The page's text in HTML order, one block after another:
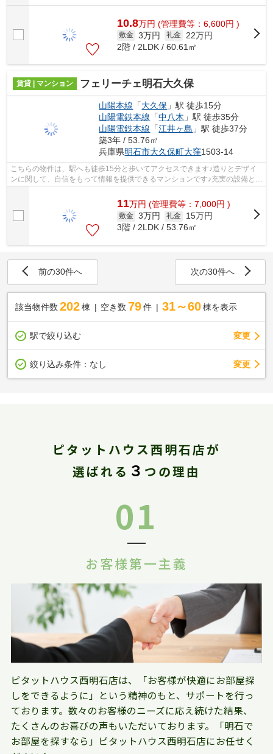
10.8万円 (管理費等：6,600円 )
敷金 3万円 礼金
22万円
2階 / 2LDK / 60.61㎡
賃貸 | マンション フェリーチェ明石大久保
山陽本線 「大久保 」駅 徒歩15分
山陽電鉄本線 「中八木 」駅 徒歩35分
山陽電鉄本線 「江井ヶ島 」駅 徒歩37分
築3年 / 53.76㎡
兵庫県明石市大久保町大窪1503-14
こちらの物件は、駅へも徒歩15分と歩いてアクセスできます♪造りとデザイ
ンに関して、自信をもって情報を提供できるマンションです♪充実の設備と綺
11万円 (管理費等：7,000円 )
敷金 3万円 礼金
15万円
3階 / 2LDK / 53.76㎡
前の30件へ 次の30件へ
該当物件数 202棟 空き数 79 件 31～60 棟を表示
駅で絞り込む 変更
絞り込み条件： なし 変更
ピタットハウス西明石店が
選ばれる ３ つの理由
01
お客様第一主義
ピタットハウス西明石店は、「お客様が快適にお部屋探
しをできるように」という精神のもと、サポートを行っ
ております。数々のお客様のニーズに応え続けた結果、
たくさんのお喜びの声もいただいております。「明石で
お部屋を探すなら」ピタットハウス西明石店にお任せく